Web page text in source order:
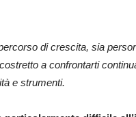
di crescita, sia
a confrontarti
e strumenti.